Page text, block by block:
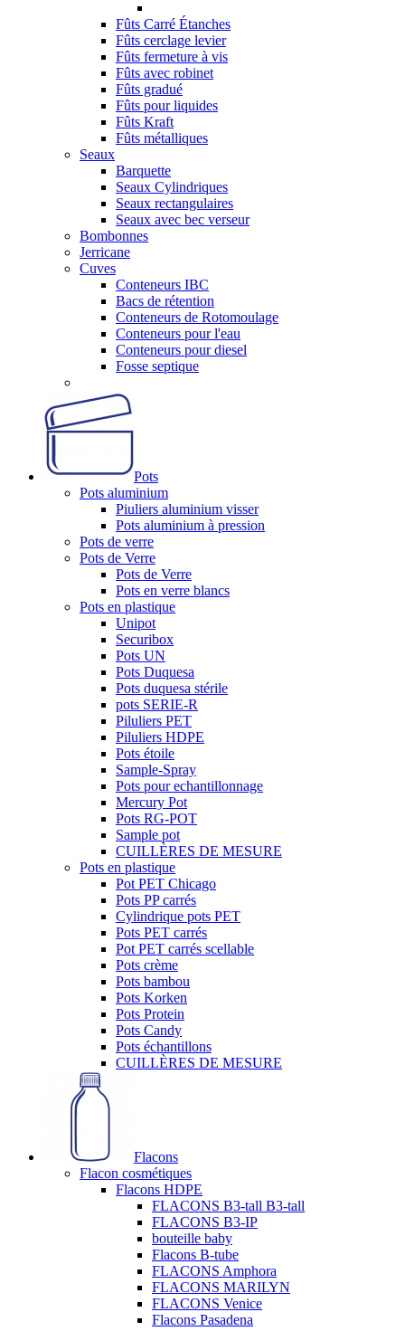
Fûts Carré Étanches
Fûts cerclage levier
Fûts fermeture à vis
Fûts avec robinet
Fûts gradué
Fûts pour liquides
Fûts Kraft
Fûts métalliques
Seaux
Barquette
Seaux Cylindriques
Seaux rectangulaires
Seaux avec bec verseur
Bombonnes
Jerricane
Cuves
Conteneurs IBC
Bacs de rétention
Conteneurs de Rotomoulage
Conteneurs pour l'eau
Conteneurs pour diesel
Fosse septique
Pots
Pots aluminium
Piuliers aluminium visser
Pots aluminium à pression
Pots de verre
Pots de Verre
Pots de Verre
Pots en verre blancs
Pots en plastique
Unipot
Securibox
Pots UN
Pots Duquesa
Pots duquesa stérile
pots SERIE-R
Piluliers PET
Piluliers HDPE
Pots étoile
Sample-Spray
Pots pour echantillonnage
Mercury Pot
Pots RG-POT
Sample pot
CUILLÈRES DE MESURE
Pots en plastique
Pot PET Chicago
Pots PP carrés
Cylindrique pots PET
Pots PET carrés
Pot PET carrés scellable
Pots crème
Pots bambou
Pots Korken
Pots Protein
Pots Candy
Pots échantillons
CUILLÈRES DE MESURE
Flacons
Flacon cosmétiques
Flacons HDPE
FLACONS B3-tall B3-tall
FLACONS B3-IP
bouteille baby
Flacons B-tube
FLACONS Amphora
FLACONS MARILYN
FLACONS Venice
Flacons Pasadena